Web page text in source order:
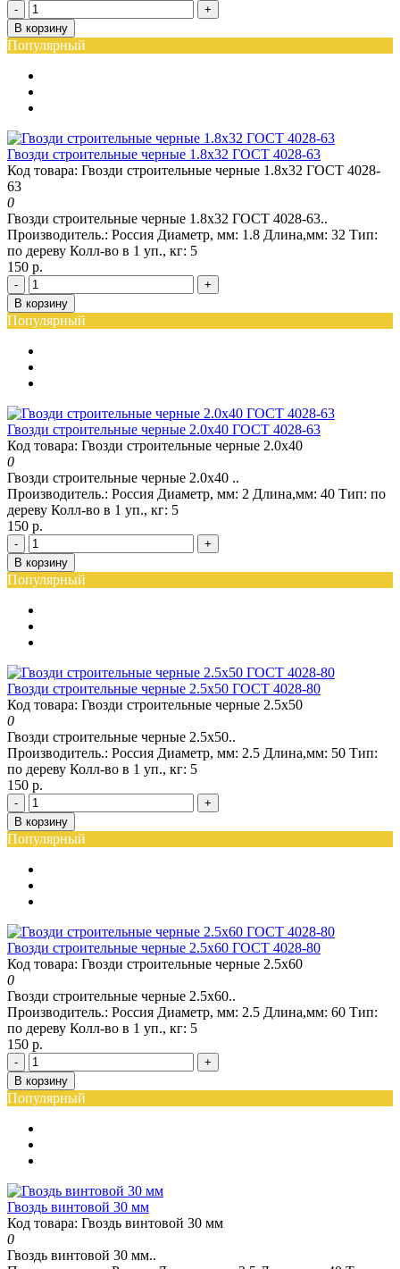
-
+
В корзину
Популярный
Гвозди строительные черные 1.8x32 ГОСТ 4028-63
Код товара: Гвозди строительные черные 1.8x32 ГОСТ 4028-
63
0
Гвозди строительные черные 1.8x32 ГОСТ 4028-63..
Производитель.: Россия Диаметр, мм: 1.8 Длина,мм: 32 Тип:
по дереву Колл-во в 1 уп., кг: 5
150 р.
-
+
В корзину
Популярный
Гвозди строительные черные 2.0x40 ГОСТ 4028-63
Код товара: Гвозди строительные черные 2.0x40
0
Гвозди строительные черные 2.0x40 ..
Производитель.: Россия Диаметр, мм: 2 Длина,мм: 40 Тип: по
дереву Колл-во в 1 уп., кг: 5
150 р.
-
+
В корзину
Популярный
Гвозди строительные черные 2.5x50 ГОСТ 4028-80
Код товара: Гвозди строительные черные 2.5x50
0
Гвозди строительные черные 2.5x50..
Производитель.: Россия Диаметр, мм: 2.5 Длина,мм: 50 Тип:
по дереву Колл-во в 1 уп., кг: 5
150 р.
-
+
В корзину
Популярный
Гвозди строительные черные 2.5x60 ГОСТ 4028-80
Код товара: Гвозди строительные черные 2.5x60
0
Гвозди строительные черные 2.5x60..
Производитель.: Россия Диаметр, мм: 2.5 Длина,мм: 60 Тип:
по дереву Колл-во в 1 уп., кг: 5
150 р.
-
+
В корзину
Популярный
Гвоздь винтовой 30 мм
Код товара: Гвоздь винтовой 30 мм
0
Гвоздь винтовой 30 мм..